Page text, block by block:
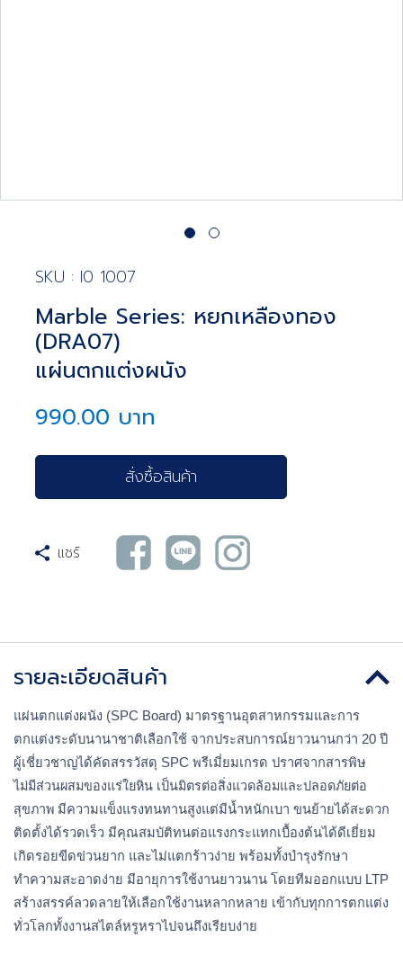
SKU : I0 1007
Marble Series: หยกเหลืองทอง
(DRA07)
แผ่นตกแต่งผนัง
990.00 บาท
สั่งซื้อสินค้า
แชร์
รายละเอียดสินค้า
แผ่นตกแต่งผนัง (SPC Board) มาตรฐานอุตสาหกรรมและการ
ตกแต่งระดับนานาชาติเลือกใช้ จากประสบการณ์ยาวนานกว่า 20 ปี
ไม่มีส่วนผสมของแร่ใยหิน เป็นมิตรต่อสิ่งแวดล้อมและปลอดภัยต่อ
สุขภาพ มีความแข็งแรงทนทานสูงแต่มีน้ำหนักเบา ขนย้ายได้สะดวก
ติดตั้งได้รวดเร็ว มีคุณสมบัติทนต่อแรงกระแทกเบื้องต้นได้ดีเยี่ยม
เกิดรอยขีดข่วนยาก และไม่แตกร้าวง่าย พร้อมทั้งบำรุงรักษา
ทำความสะอาดง่าย มีอายุการใช้งานยาวนาน โดยทีมออกแบบ LTP
สร้างสรรค์ลวดลายให้เลือกใช้งานหลากหลาย เข้ากับทุกการตกแต่ง
ทั่วโลกทั้งงานสไตล์หรูหราไปจนถึงเรียบง่าย